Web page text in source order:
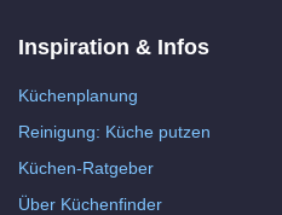
Inspiration & Infos
Küchenplanung
Reinigung: Küche putzen
Küchen-Ratgeber
Über Küchenfinder